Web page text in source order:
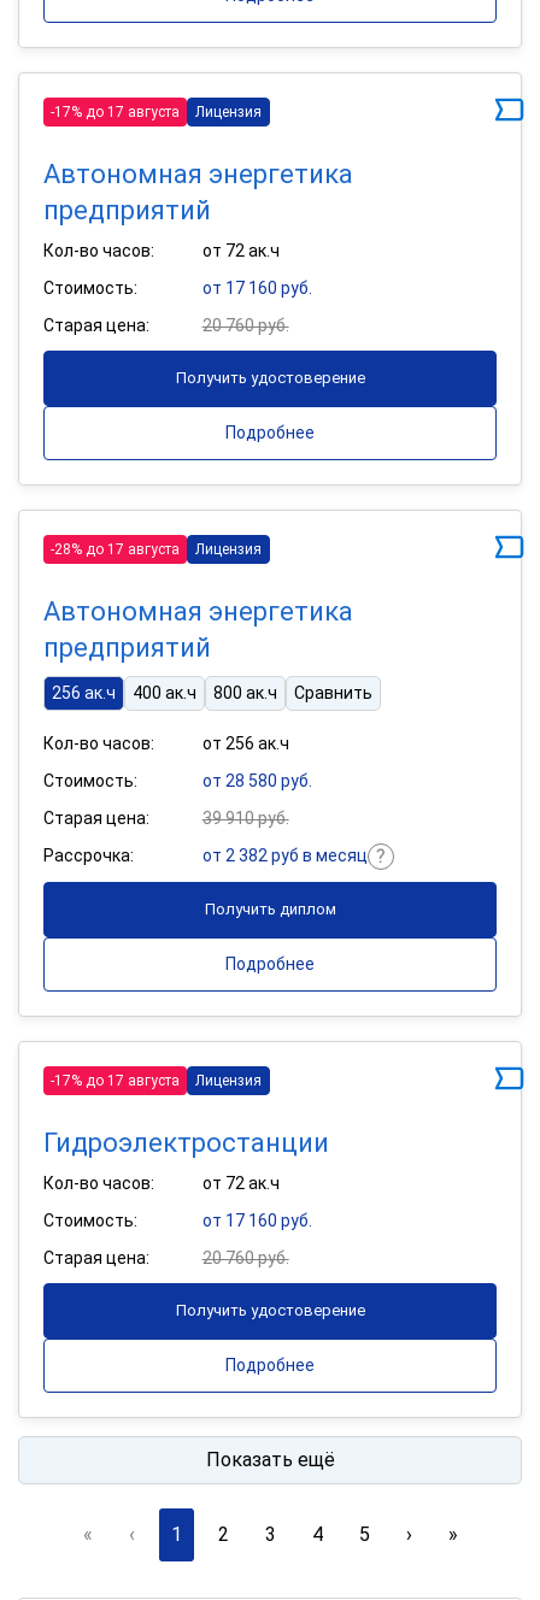
-17% до 17 августа Лицензия
Автономная энергетика
предприятий
Кол-во часов:
от 72 ак.ч
Стоимость:
от 17 160 руб.
Старая цена:
20 760 руб.
Получить удостоверение
Подробнее
-28% до 17 августа Лицензия
Автономная энергетика
предприятий
256 ак.ч 400 ак.ч 800 ак.ч Сравнить
Кол-во часов:
от 256 ак.ч
Стоимость:
от 28 580 руб.
Старая цена:
39 910 руб.
Рассрочка:
от 2 382 руб в месяц
Получить диплом
Подробнее
-17% до 17 августа Лицензия
Гидроэлектростанции
Кол-во часов:
от 72 ак.ч
Стоимость:
от 17 160 руб.
Старая цена:
20 760 руб.
Получить удостоверение
Подробнее
Показать ещё
« ‹ 1 2 3 4 5 › »